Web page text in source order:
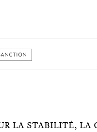
LA STABILITÉ, LA